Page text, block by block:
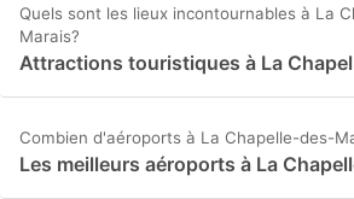
Quels sont les lieux incontournables à La
Marais?
Attractions touristiques à La
Combien d'aéroports à La Chapelle-des-
Les meilleurs aéroports à La